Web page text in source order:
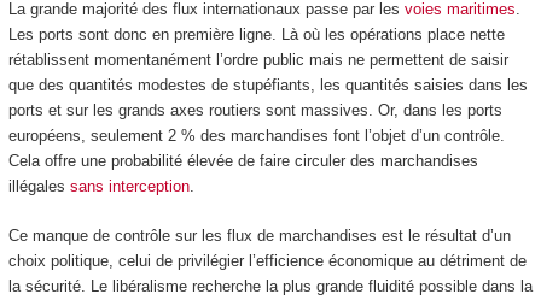
La grande majorité des flux internationaux passe par les voies maritimes.
Les ports sont donc en première ligne. Là où les opérations place nette
rétablissent momentanément l’ordre public mais ne permettent de saisir
que des quantités modestes de stupéfiants, les quantités saisies dans les
ports et sur les grands axes routiers sont massives. Or, dans les ports
européens, seulement 2 % des marchandises font l’objet d’un contrôle.
Cela offre une probabilité élevée de faire circuler des marchandises
illégales sans interception.
Ce manque de contrôle sur les flux de marchandises est le résultat d’un
choix politique, celui de privilégier l’efficience économique au détriment de
la sécurité. Le libéralisme recherche la plus grande fluidité possible dans la